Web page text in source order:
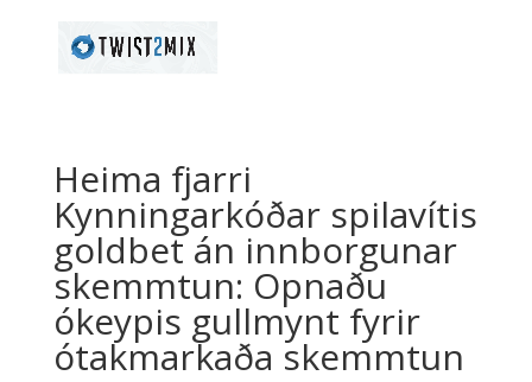
Heima fjarri
Kynningarkóðar spilavítis
goldbet án innborgunar
skemmtun: Opnaðu
ókeypis gullmynt fyrir
ótakmarkaða skemmtun